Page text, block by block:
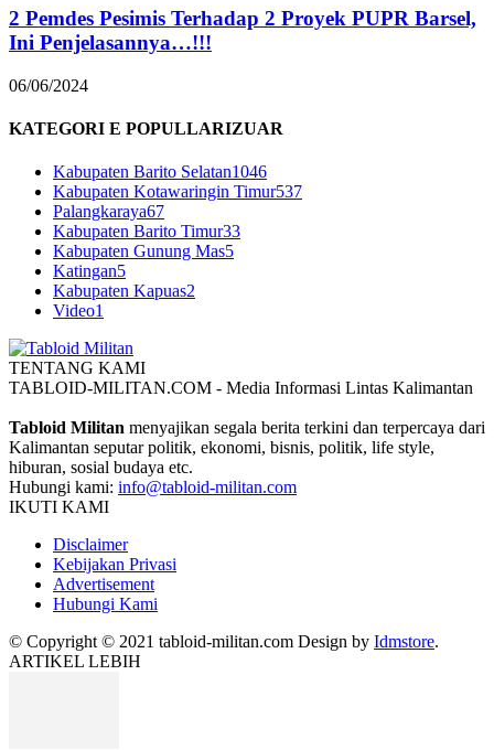
2 Pemdes Pesimis Terhadap 2 Proyek PUPR Barsel,
Ini Penjelasannya…!!!
06/06/2024
KATEGORI E POPULLARIZUAR
Kabupaten Barito Selatan1046
Kabupaten Kotawaringin Timur537
Palangkaraya67
Kabupaten Barito Timur33
Kabupaten Gunung Mas5
Katingan5
Kabupaten Kapuas2
Video1
TENTANG KAMI
TABLOID-MILITAN.COM - Media Informasi Lintas Kalimantan
Tabloid Militan menyajikan segala berita terkini dan terpercaya dari
Kalimantan seputar politik, ekonomi, bisnis, politik, life style,
hiburan, sosial budaya etc.
Hubungi kami: info@tabloid-militan.com
IKUTI KAMI
Disclaimer
Kebijakan Privasi
Advertisement
Hubungi Kami
© Copyright © 2021 tabloid-militan.com Design by Idmstore.
ARTIKEL LEBIH